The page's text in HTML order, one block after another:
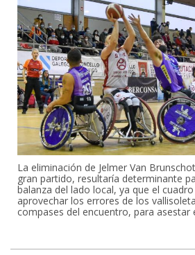
La eliminación de Jelmer Van
gran partido, resultaría determinante
balanza del lado local, ya que el
aprovechar los errores de los
compases del encuentro, para asestar